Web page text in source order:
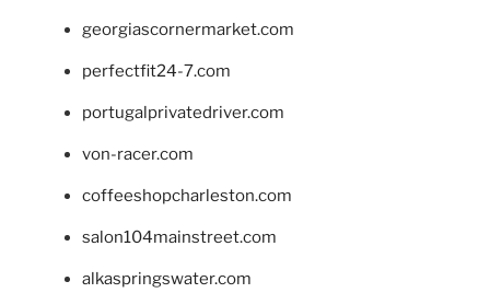
georgiascornermarket.com
perfectfit24-7.com
portugalprivatedriver.com
von-racer.com
coffeeshopcharleston.com
salon104mainstreet.com
alkaspringswater.com